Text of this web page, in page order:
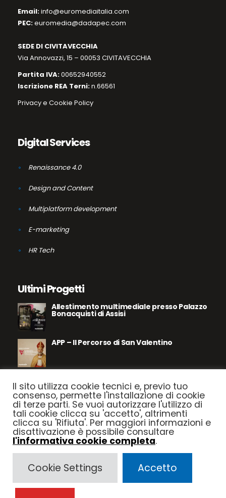
Email:info@euromediaitalia.com
PEC:euromedia@dadapec.com
SEDE DI CIVITAVECCHIA
Via Annovazzi, 15 – 00053 CIVITAVECCHIA
Partita IVA:00652940552
Iscrizione REA Terni:n.66561
Privacy e Cookie Policy
Digital Services
Renaissance 4.0
Design and Content
Multiplatform development
E-marketing
HR Tech
Ultimi Progetti
Allestimento multimediale presso Palazzo
Bonacquisti di Assisi
APP – Il Percorso di San Valentino
Parco le Dune del Mediterraneo
Seguici su
Il sito utilizza cookie tecnici e, previo tuo
consenso, permette l'installazione di cookie
di terze parti. Se vuoi autorizzare l'utilizzo di
tali cookie clicca su 'accetto', altrimenti
clicca su 'Rifiuta'. Per maggiori informazioni e
disattivazione è possibile consultare
l'informativa cookie completa.
Cookie Settings Accetto